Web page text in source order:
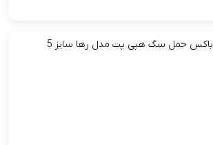
باکس حمل سگ هپی پت مدل رها سایز 5